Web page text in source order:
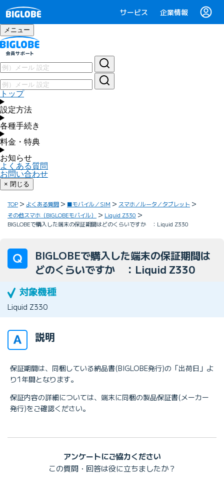
サービス 企業情報
メニュー
トップ
設定方法
各種手続き
料金・特典
お知らせ
よくある質問
お問い合わせ
× 閉じる
TOP よくある質問 ■モバイル／SIM
スマホ／ルータ／タブレット
その他スマホ（BIGLOBEモバイル）
Liquid Z330
BIGLOBEで購入した端末の保証期間はどのくらいですか ：Liquid Z330
BIGLOBEで購入した端末の保証期間は
どのくらいですか ：Liquid Z330
Liquid Z330
説明
保証期間は、同梱している納品書(BIGLOBE発行)の「出荷日」よ
り1年間となります。
保証内容の詳細については、端末に同梱の製品保証書(メーカー
発行)をご確認ください。
アンケートにご協力ください
この質問・回答は役に立ちましたか？